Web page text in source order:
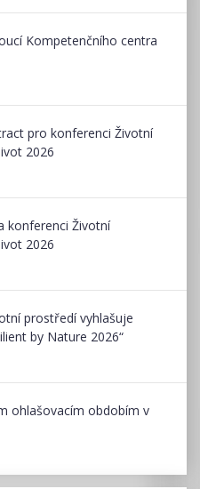
Kompetenčního centra
pro konferenci Životní
2026
konferenci Životní
2026
prostředí vyhlašuje
by Nature 2026“
ohlašovacím obdobím v